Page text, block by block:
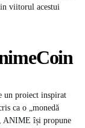
viitorul acestui
un proiect inspirat
ca o „monedă
ANIME își propune